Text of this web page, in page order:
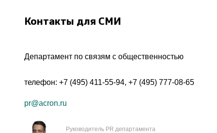
Контакты для СМИ
Департамент по связям с общественностью
телефон: +7 (495) 411-55-94, +7 (495) 777-08-65
pr@acron.ru
Руководитель PR департамента